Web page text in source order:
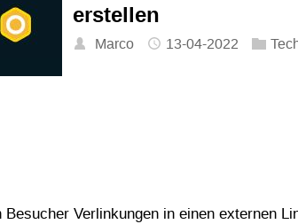
erstellen
Marco 13-04-2022
Verlinkungen in einen externen